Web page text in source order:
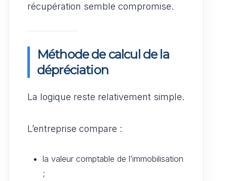
récupération semble compromise.
Méthode de calcul de la
dépréciation
La logique reste relativement simple.
L’entreprise compare :
la valeur comptable de l’immobilisation
;